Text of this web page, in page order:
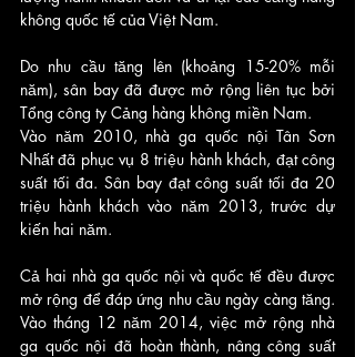
không quốc tế của Việt Nam.
Do nhu cầu tăng lên (khoảng 15-20% mỗi
năm), sân bay đã được mở rộng liên tục bởi
Tổng công ty Cảng hàng không miền Nam.
Vào năm 2010, nhà ga quốc nội Tân Sơn
Nhất đã phục vụ 8 triệu hành khách, đạt công
suất tối đa. Sân bay đạt công suất tối đa 20
triệu hành khách vào năm 2013, trước dự
kiến ​​hai năm.
Cả hai nhà ga quốc nội và quốc tế đều được
mở rộng để đáp ứng nhu cầu ngày càng tăng.
Vào tháng 12 năm 2014, việc mở rộng nhà
ga quốc nội đã hoàn thành, nâng công suất